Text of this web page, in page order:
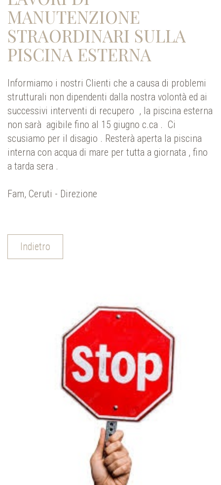
MANUTENZIONE
STRAORDINARI SULLA
PISCINA ESTERNA
Informiamo i nostri Clienti che a causa di problemi
strutturali non dipendenti dalla nostra volontà ed ai
successivi interventi di recupero , la piscina esterna
non sarà agibile fino al 15 giugno c.ca . Ci
scusiamo per il disagio . Resterà aperta la piscina
interna con acqua di mare per tutta a giornata , fino
a tarda sera .
Fam, Ceruti - Direzione
Indietro